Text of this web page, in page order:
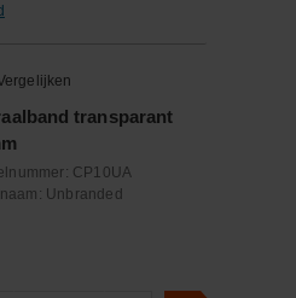
transparant
CP10UA
Unbranded